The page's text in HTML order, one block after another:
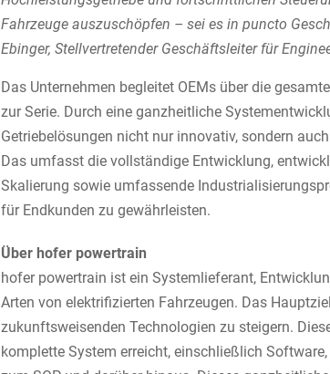
Fahrzeuge auszuschöpfen – sei es in puncto
Ebinger, Stellvertretender Geschäftsleiter für
Das Unternehmen begleitet OEMs über die
zur Serie. Durch eine ganzheitliche
Getriebelösungen nicht nur innovativ, sondern
Das umfasst die vollständige Entwicklung,
Skalierung sowie umfassende
für Endkunden zu gewährleisten.
Über hofer powertrain
hofer powertrain ist ein Systemlieferant,
Arten von elektrifizierten Fahrzeugen. Das
zukunftsweisenden Technologien zu steigern.
komplette System erreicht, einschließlich